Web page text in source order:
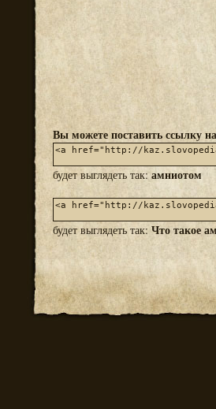
Вы можете поставить ссылку
будет выглядеть так:амниотом
будет выглядеть так: Что такое